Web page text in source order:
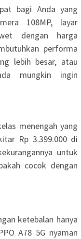
bagi Anda yang
108MP, layar
dengan harga
performa
lebih besar, atau
mungkin ingin
menengah yang
Rp 3.399.000 di
untuk
cocok dengan
ketebalan hanya
A78 5G nyaman